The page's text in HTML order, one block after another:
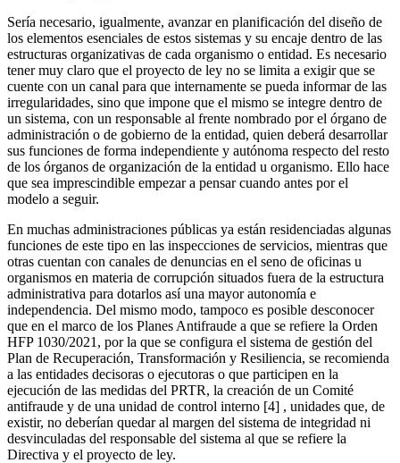
Sería necesario, igualmente, avanzar en planificación del diseño de
los elementos esenciales de estos sistemas y su encaje dentro de las
estructuras organizativas de cada organismo o entidad. Es necesario
tener muy claro que el proyecto de ley no se limita a exigir que se
cuente con un canal para que internamente se pueda informar de las
irregularidades, sino que impone que el mismo se integre dentro de
un sistema, con un responsable al frente nombrado por el órgano de
administración o de gobierno de la entidad, quien deberá desarrollar
sus funciones de forma independiente y autónoma respecto del resto
de los órganos de organización de la entidad u organismo. Ello hace
que sea imprescindible empezar a pensar cuando antes por el
modelo a seguir.
En muchas administraciones públicas ya están residenciadas algunas
funciones de este tipo en las inspecciones de servicios, mientras que
otras cuentan con canales de denuncias en el seno de oficinas u
organismos en materia de corrupción situados fuera de la estructura
administrativa para dotarlos así una mayor autonomía e
independencia. Del mismo modo, tampoco es posible desconocer
que en el marco de los Planes Antifraude a que se refiere la Orden
HFP 1030/2021, por la que se configura el sistema de gestión del
Plan de Recuperación, Transformación y Resiliencia, se recomienda
a las entidades decisoras o ejecutoras o que participen en la
ejecución de las medidas del PRTR, la creación de un Comité
antifraude y de una unidad de control interno [4] , unidades que, de
existir, no deberían quedar al margen del sistema de integridad ni
desvinculadas del responsable del sistema al que se refiere la
Directiva y el proyecto de ley.